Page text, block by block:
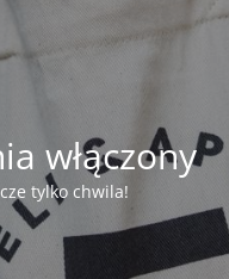
włączony
tylko chwila!